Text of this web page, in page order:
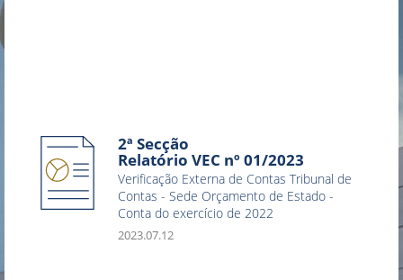
2ª Secção
Relatório VEC nº 01/2023
Verificação Externa de Contas Tribunal de
Contas - Sede Orçamento de Estado -
Conta do exercício de 2022
2023.07.12